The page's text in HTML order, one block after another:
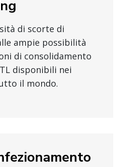
di scorte di
ampie possibilità
di consolidamento
disponibili nei
il mondo.